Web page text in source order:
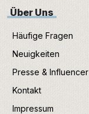
Über Uns
Häufige Fragen
Neuigkeiten
Presse & Influencer
Kontakt
Impressum